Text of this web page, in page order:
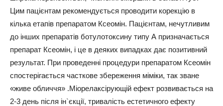
Цим пацієнтам рекомендується проводити корекцію в
кілька етапів препаратом Ксеомін. Пацієнтам, нечутливим
до інших препаратів ботулотоксину типу А призначається
препарат Ксеомін, і це в деяких випадках дає позитивний
результат. При проведенні процедури препаратом Ксеомін
спостерігається часткове збереження міміки, так зване
«живе обличчя» .Міорелаксірующій ефект розвивається на
2-3 день після ін`єкції, тривалість естетичного ефекту